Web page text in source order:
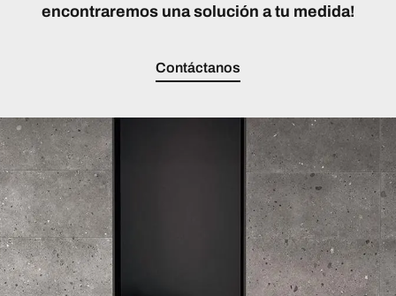
encontraremos una solución a tu medida!
Contáctanos